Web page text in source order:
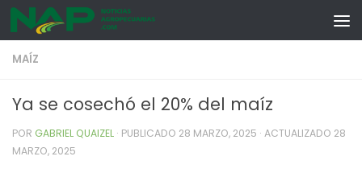
Skip to content
MAÍZ
Ya se cosechó el 20% del maíz
POR GABRIEL QUAIZEL · PUBLICADO 28 MARZO, 2025 · ACTUALIZADO 28
MARZO, 2025